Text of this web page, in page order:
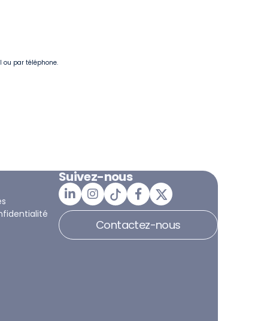
ou par téléphone.
Suivez-nous
Contactez-nous